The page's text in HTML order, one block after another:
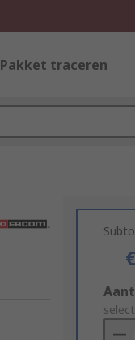
Pakket traceren
Add
to